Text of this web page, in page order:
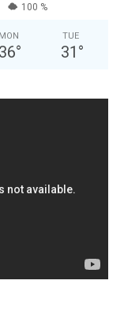
100 %
MON
36°
TUE
31 °